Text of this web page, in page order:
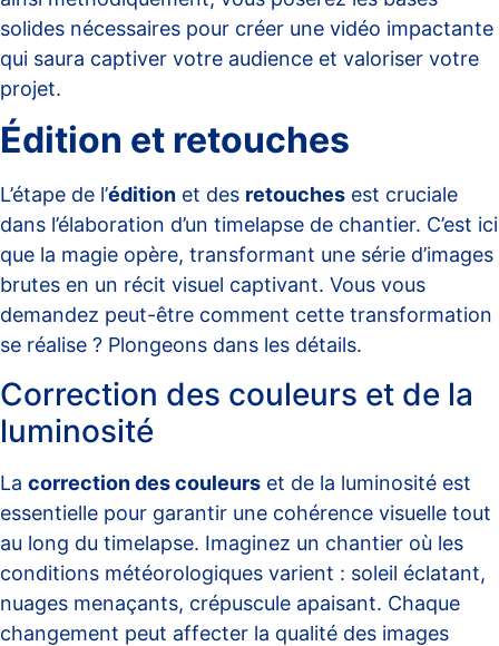
solides nécessaires pour créer une vidéo impactante
qui saura captiver votre audience et valoriser votre
projet.
Édition et retouches
L’étape de l’édition et des retouches est cruciale
dans l’élaboration d’un timelapse de chantier. C’est ici
que la magie opère, transformant une série d’images
brutes en un récit visuel captivant. Vous vous
demandez peut-être comment cette transformation
se réalise ? Plongeons dans les détails.
Correction des couleurs et de la
luminosité
La correction des couleurs et de la luminosité est
essentielle pour garantir une cohérence visuelle tout
au long du timelapse. Imaginez un chantier où les
conditions météorologiques varient : soleil éclatant,
nuages menaçants, crépuscule apaisant. Chaque
changement peut affecter la qualité des images